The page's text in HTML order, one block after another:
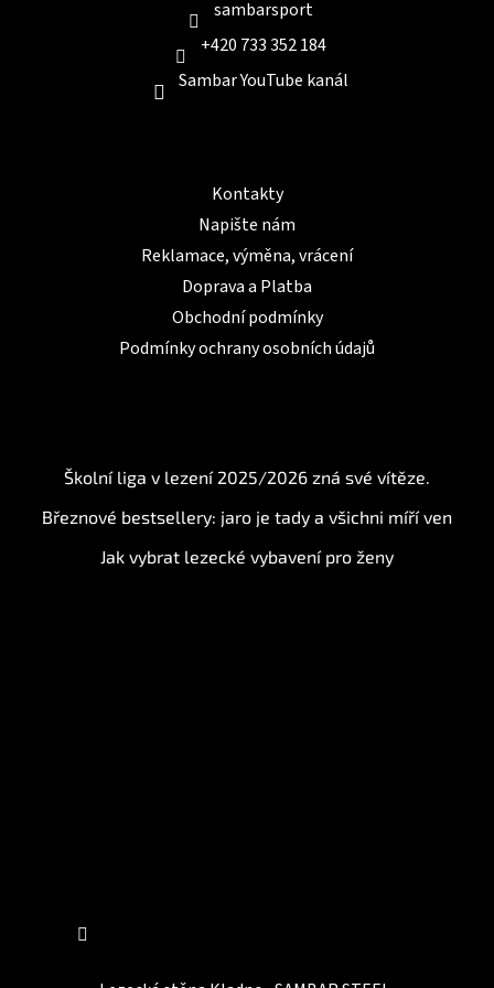
sambarsport
+420 733 352 184
Sambar YouTube kanál
Kontakty
Napište nám
Reklamace, výměna, vrácení
Doprava a Platba
Obchodní podmínky
Podmínky ochrany osobních údajů
Školní liga v lezení 2025/2026 zná své vítěze.
Březnové bestsellery: jaro je tady a všichni míří ven
Jak vybrat lezecké vybavení pro ženy